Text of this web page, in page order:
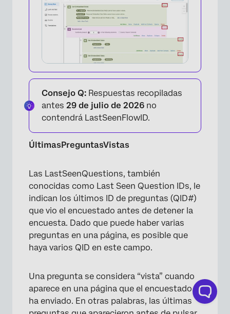
Consejo Q: Respuestas recopiladas
antes 29 de julio de 2026 no
contendrá LastSeenFlowID.
ÚltimasPreguntasVistas
Las LastSeenQuestions, también
conocidas como Last Seen Question IDs, le
indican los últimos ID de preguntas (QID#)
que vio el encuestado antes de detener la
encuesta. Dado que puede haber varias
preguntas en una página, es posible que
haya varios QID en este campo.
Una pregunta se considera “vista” cuando
aparece en una página que el encuestado
ha enviado. En otras palabras, las últimas